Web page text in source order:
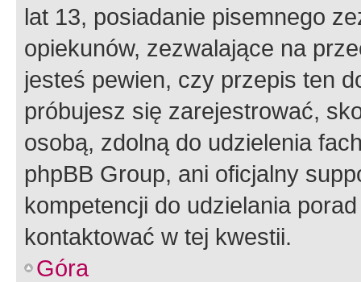
lat 13, posiadanie pisemnego
opiekunów, zezwalające na
jesteś pewien, czy przepis ten
próbujesz się zarejestrować,
osobą, zdolną do udzielenia
phpBB Group, ani oficjalny
kompetencji do udzielania
kontaktować w tej kwestii.
Góra